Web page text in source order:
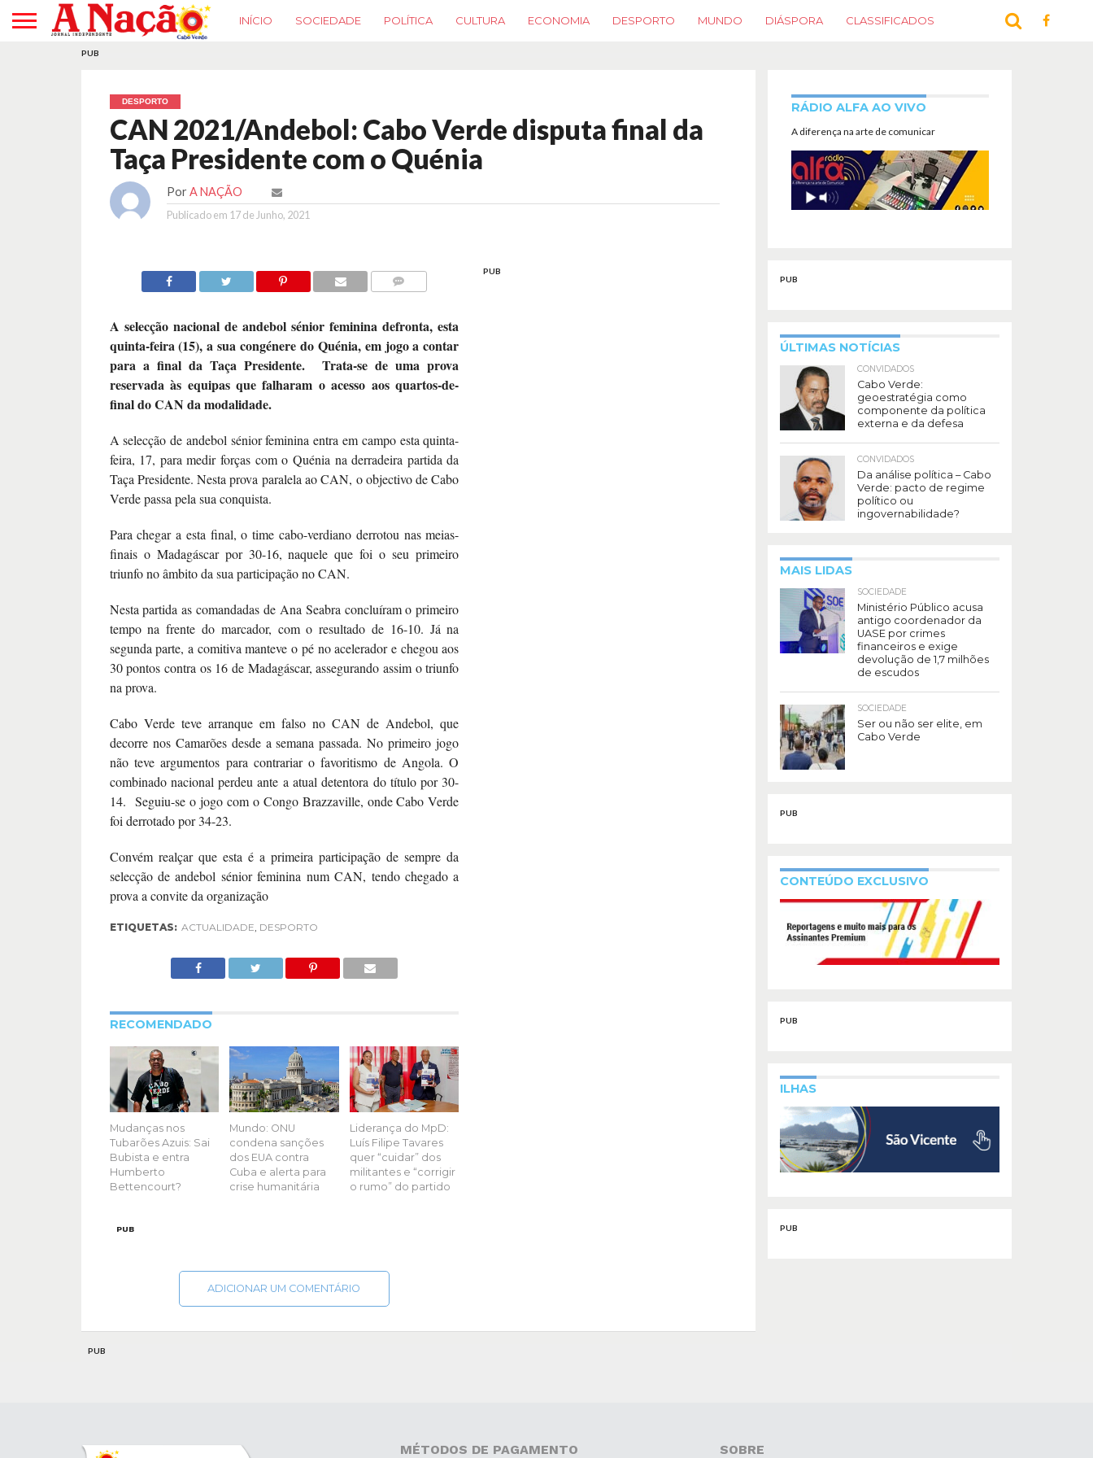
INÍCIO SOCIEDADE POLÍTICA CULTURA ECONOMIA DESPORTO MUNDO DIÁSPORA CLASSIFICADOS
PUB
DESPORTO
CAN 2021/Andebol: Cabo Verde disputa final da
Taça Presidente com o Quénia
Por A NAÇÃO
Publicado em 17 de Junho, 2021
A selecção nacional de andebol sénior feminina defronta, esta
quinta-feira (15), a sua congénere do Quénia, em jogo a contar
para a final da Taça Presidente. Trata-se de uma prova
reservada às equipas que falharam o acesso aos quartos-de-
final do CAN da modalidade.
A selecção de andebol sénior feminina entra em campo esta quinta-
feira, 17, para medir forças com o Quénia na derradeira partida da
Taça Presidente. Nesta prova paralela ao CAN, o objectivo de Cabo
Verde passa pela sua conquista.
Para chegar a esta final, o time cabo-verdiano derrotou nas meias-
finais o Madagáscar por 30-16, naquele que foi o seu primeiro
triunfo no âmbito da sua participação no CAN.
Nesta partida as comandadas de Ana Seabra concluíram o primeiro
tempo na frente do marcador, com o resultado de 16-10. Já na
segunda parte, a comitiva manteve o pé no acelerador e chegou aos
30 pontos contra os 16 de Madagáscar, assegurando assim o triunfo
na prova.
Cabo Verde teve arranque em falso no CAN de Andebol, que
decorre nos Camarões desde a semana passada. No primeiro jogo
não teve argumentos para contrariar o favoritismo de Angola. O
combinado nacional perdeu ante a atual detentora do título por 30-
14. Seguiu-se o jogo com o Congo Brazzaville, onde Cabo Verde
foi derrotado por 34-23.
Convém realçar que esta é a primeira participação de sempre da
selecção de andebol sénior feminina num CAN, tendo chegado a
prova a convite da organização
ETIQUETAS: ACTUALIDADE, DESPORTO
RECOMENDADO
Mudanças nos
Tubarões Azuis: Sai
Bubista e entra
Humberto
Bettencourt?
Mundo: ONU
condena sanções
dos EUA contra
Cuba e alerta para
crise humanitária
Liderança do MpD:
Luís Filipe Tavares
quer “cuidar” dos
militantes e “corrigir
o rumo” do partido
PUB
ADICIONAR UM COMENTÁRIO
PUB
RÁDIO ALFA AO VIVO
A diferença na arte de comunicar
PUB
ÚLTIMAS NOTÍCIAS
CONVIDADOS
Cabo Verde:
geoestratégia como
componente da política
externa e da defesa
CONVIDADOS
Da análise política – Cabo
Verde: pacto de regime
político ou
ingovernabilidade?
MAIS LIDAS
SOCIEDADE
Ministério Público acusa
antigo coordenador da
UASE por crimes
financeiros e exige
devolução de 1,7 milhões
de escudos
SOCIEDADE
Ser ou não ser elite, em
Cabo Verde
PUB
CONTEÚDO EXCLUSIVO
PUB
ILHAS
PUB
PUB
MÉTODOS DE PAGAMENTO SOBRE